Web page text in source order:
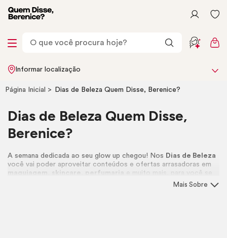
Informar localização
Página Inicial Dias de Beleza Quem Disse, Berenice?
Dias de Beleza Quem Disse,
Berenice?
A semana dedicada ao seuglow up chegou! Nos Dias de Beleza
você vai poder aproveitar conteúdos e ofertas arrasadoras em
maquiagem
skincare perfumaria
e muito mais, para você se
Dias de Beleza 2026. 💖
Mais Sobre